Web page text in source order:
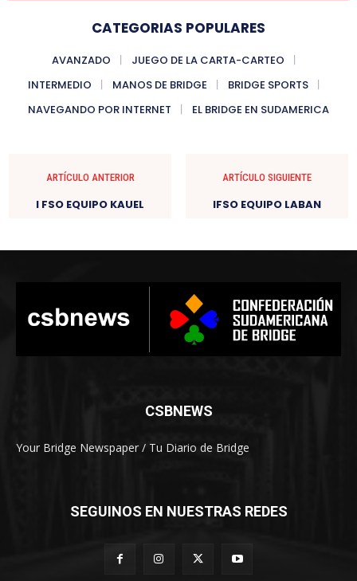
CATEGORIAS POPULARES
AVANZADO
JUEGO DE LA CARTA-CARTEO
INTERMEDIO
MANOS DE BRIDGE
BRIDGE SPORTS
NAVEGANDO POR INTERNET
EL BRIDGE EN SUDAMERICA
ARTÍCULO ANTERIOR
I FSO EQUIPO KAUEL
ARTÍCULO SIGUIENTE
IFSO EQUIPO LABAN
CSBNEWS
Your Bridge Newspaper / Tu Diario de Bridge
SEGUINOS EN NUESTRAS REDES